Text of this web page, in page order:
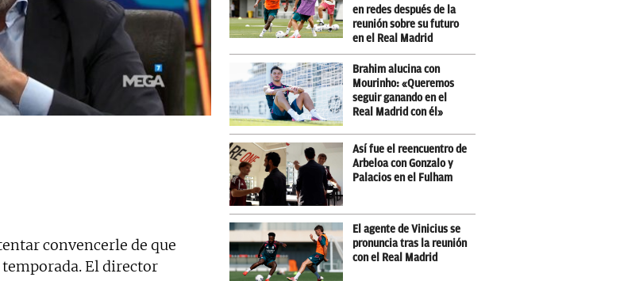
convencerle de que
temporada. El director
en redes después de la
reunión sobre su futuro
en el Real Madrid
Brahim alucina con
Mourinho: «Queremos
seguir ganando en el
Real Madrid con él»
Así fue el reencuentro de
Arbeloa con Gonzalo y
Palacios en el Fulham
El agente de Vinicius se
pronuncia tras la reunión
con el Real Madrid